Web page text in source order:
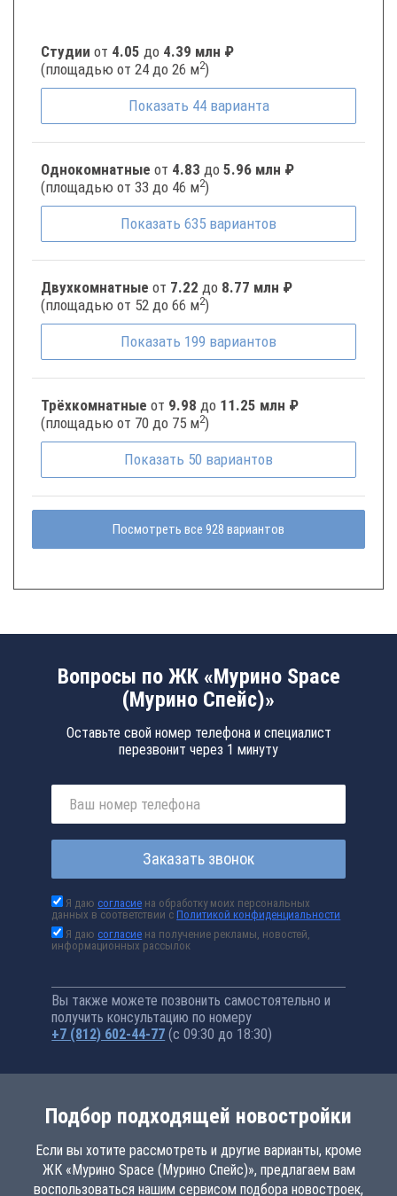
Студии от 4.05 до 4.39 млн ₽
(площадью от 24 до 26 м2)
Показать 44 варианта
Однокомнатные от 4.83 до 5.96 млн ₽
(площадью от 33 до 46 м2)
Показать 635 вариантов
Двухкомнатные от 7.22 до 8.77 млн ₽
(площадью от 52 до 66 м2)
Показать 199 вариантов
Трёхкомнатные от 9.98 до 11.25 млн ₽
(площадью от 70 до 75 м2)
Показать 50 вариантов
Посмотреть все 928 вариантов
Вопросы по ЖК «Мурино Space
(Мурино Спейс)»
Оставьте свой номер телефона и специалист
перезвонит через 1 минуту
Заказать звонок
Я даюсогласие на обработку моих персональных
данных в соответствии сПолитикой конфиденциальности
Я даюсогласие на получение рекламы, новостей,
информационных рассылок
Вы также можете позвонить самостоятельно и
получить консультацию по номеру
+7 (812) 602-44-77 (с 09:30 до 18:30)
Подбор подходящей новостройки
Если вы хотите рассмотреть и другие варианты, кроме
ЖК «Мурино Space (Мурино Спейс)», предлагаем вам
воспользоваться нашим сервисом подбора новостроек,